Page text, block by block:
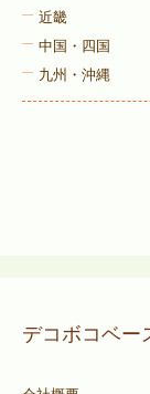
近畿
中国・四国
九州・沖縄
デコボコベー